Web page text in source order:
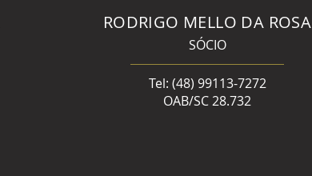
RODRIGO MELLO DA ROSA
SÓCIO
Tel: (48) 99113-7272
OAB/SC 28.732